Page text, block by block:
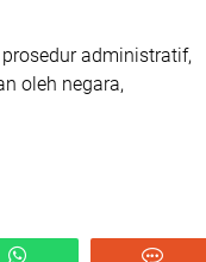
administratif,
oleh negara,